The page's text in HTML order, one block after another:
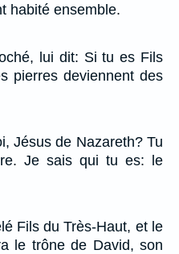
habité ensemble.
lui dit: Si tu es Fils
pierres deviennent des
Jésus de Nazareth? Tu
Je sais qui tu es: le
Fils du Très-Haut, et le
le trône de David, son